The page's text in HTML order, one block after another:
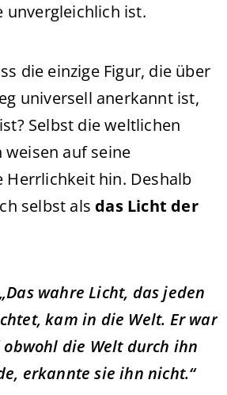
unvergleichlich ist.
die einzige Figur, die über
universell anerkannt ist,
Selbst die weltlichen
auf seine
Herrlichkeit hin. Deshalb
selbst als das Licht der
„Das wahre Licht, das jeden
kam in die Welt. Er war
die Welt durch ihn
erkannte sie ihn nicht.“